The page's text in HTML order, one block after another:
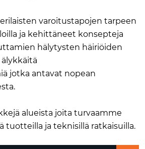
varoitustapojen tarpeen
ja kehittäneet konsepteja
hälytysten häiriöiden
jotka antavat nopean
alueista joita turvaamme
tuotteilla ja teknisillä ratkaisuilla.